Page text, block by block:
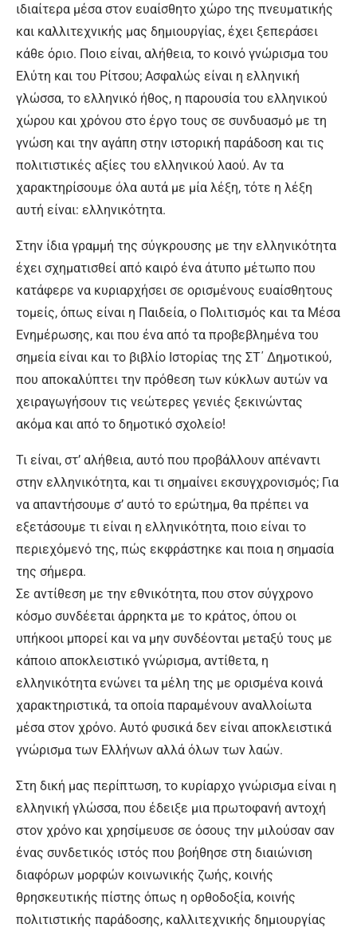
ιδιαίτερα μέσα στον ευαίσθητο χώρο της πνευματικής
και καλλιτεχνικής μας δημιουργίας, έχει ξεπεράσει
κάθε όριο. Ποιο είναι, αλήθεια, το κοινό γνώρισμα του
Ελύτη και του Ρίτσου; Ασφαλώς είναι η ελληνική
γλώσσα, το ελληνικό ήθος, η παρουσία του ελληνικού
χώρου και χρόνου στο έργο τους σε συνδυασμό με τη
γνώση και την αγάπη στην ιστορική παράδοση και τις
πολιτιστικές αξίες του ελληνικού λαού. Αν τα
χαρακτηρίσουμε όλα αυτά με μία λέξη, τότε η λέξη
αυτή είναι: ελληνικότητα.
Στην ίδια γραμμή της σύγκρουσης με την ελληνικότητα
έχει σχηματισθεί από καιρό ένα άτυπο μέτωπο που
κατάφερε να κυριαρχήσει σε ορισμένους ευαίσθητους
τομείς, όπως είναι η Παιδεία, ο Πολιτισμός και τα Μέσα
Ενημέρωσης, και που ένα από τα προβεβλημένα του
σημεία είναι και το βιβλίο Ιστορίας της ΣΤ΄ Δημοτικού,
που αποκαλύπτει την πρόθεση των κύκλων αυτών να
χειραγωγήσουν τις νεώτερες γενιές ξεκινώντας
ακόμα και από το δημοτικό σχολείο!
Τι είναι, στ’ αλήθεια, αυτό που προβάλλουν απέναντι
στην ελληνικότητα, και τι σημαίνει εκσυγχρονισμός; Για
να απαντήσουμε σ’ αυτό το ερώτημα, θα πρέπει να
εξετάσουμε τι είναι η ελληνικότητα, ποιο είναι το
περιεχόμενό της, πώς εκφράστηκε και ποια η σημασία
της σήμερα.
Σε αντίθεση με την εθνικότητα, που στον σύγχρονο
κόσμο συνδέεται άρρηκτα με το κράτος, όπου οι
υπήκοοι μπορεί και να μην συνδέονται μεταξύ τους με
κάποιο αποκλειστικό γνώρισμα, αντίθετα, η
ελληνικότητα ενώνει τα μέλη της με ορισμένα κοινά
χαρακτηριστικά, τα οποία παραμένουν αναλλοίωτα
μέσα στον χρόνο. Αυτό φυσικά δεν είναι αποκλειστικά
γνώρισμα των Ελλήνων αλλά όλων των λαών.
Στη δική μας περίπτωση, το κυρίαρχο γνώρισμα είναι η
ελληνική γλώσσα, που έδειξε μια πρωτοφανή αντοχή
στον χρόνο και χρησίμευσε σε όσους την μιλούσαν σαν
ένας συνδετικός ιστός που βοήθησε στη διαιώνιση
διαφόρων μορφών κοινωνικής ζωής, κοινής
θρησκευτικής πίστης όπως η ορθοδοξία, κοινής
πολιτιστικής παράδοσης, καλλιτεχνικής δημιουργίας